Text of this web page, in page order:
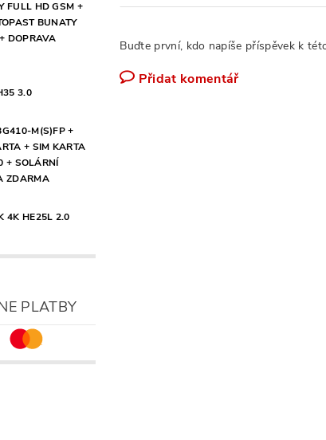
FULL HD GSM +
BUNATY
DOPRAVA
3.0
M(S)FP +
+ SIM KARTA
+ SOLÁRNÍ
ZDARMA
4K HE25L 2.0
PLATBY
Buďte první, kdo napíše příspěvek k
Přidat komentář